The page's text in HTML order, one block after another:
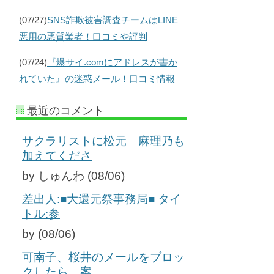
(07/27)SNS詐欺被害調査チームはLINE
悪用の悪質業者！口コミや評判
(07/24) 『爆サイ.comにアドレスが書か
れていた』の迷惑メール！口コミ情報
最近のコメント
サクラリストに松元 麻理乃も
加えてくださ
by しゅんわ (08/06)
差出人:■大還元祭事務局■ タイ
トル:参
by (08/06)
可南子、桜井のメールをブロッ